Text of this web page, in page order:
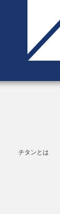
チタンとは